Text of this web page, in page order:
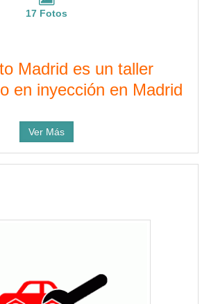
17 Fotos
Madrid es un taller
en inyección en Madrid
Ver Más